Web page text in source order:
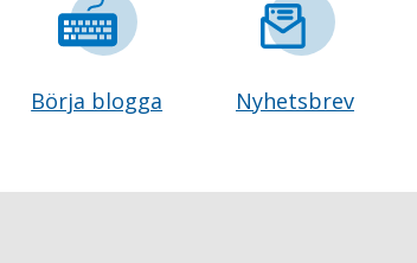
Börja blogga Nyhetsbrev